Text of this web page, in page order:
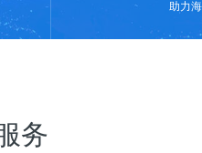
助力
务